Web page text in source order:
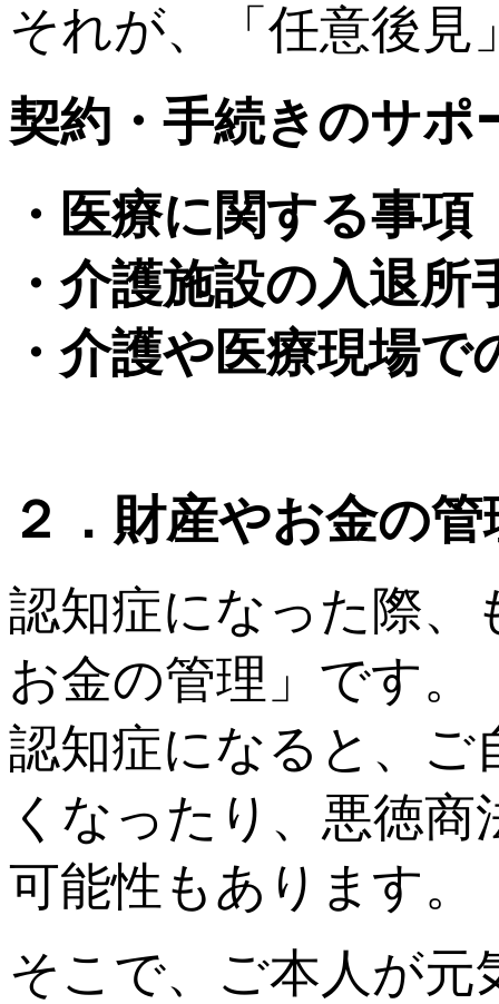
それが、「任意後見
契約・手続きのサポ
・医療に関する事項
・介護施設の入退所
・介護や医療現場
２．財産やお金の
認知症になった際、
お金の管理」です。
認知症になると、ご
くなったり、悪徳
可能性もあります。
そこで、ご本人が